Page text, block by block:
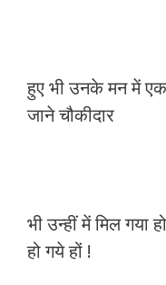
हुए भी उनके मन में
जाने चौकीदार
भी उन्हीं में मिल गया
हो गये हों !